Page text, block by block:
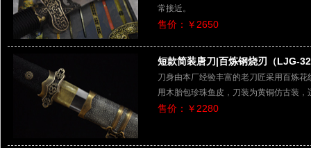
常接近。
售价：￥2650
短款简装唐刀|百炼钢烧刃（LJG-
刀身由本厂经验丰富的老刀匠采用百炼
用木胎包珍珠鱼皮，刀装为黄铜仿古装，
售价：￥2280